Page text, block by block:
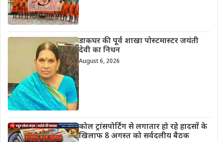
डाकघर की पूर्व शाखा पोस्टमास्टर जयंती
देवी का निधन
August 6, 2026
कोल ट्रांसपोर्टिंग से लगातार हो रहे हादसों के
खिलाफ 8 अगस्त को सर्वदलीय बैठक